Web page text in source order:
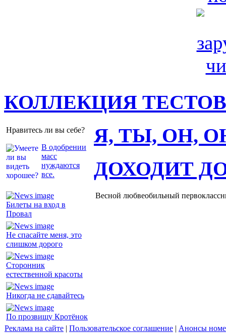
КОЛЛЕКЦИЯ ТЕСТОВ
Нравитесь ли вы себе?
В одобрении
масс
нуждаются
все.
Я, ТЫ, ОН,
Билеты на вход в
Провал
Не спасайте меня, это
слишком дорого
Сторонник
естественной красоты
Никогда не сдавайтесь
По прозвищу Кротёнок
ДОХОДИТ
Весной любвеобильный
Реклама на сайте | Пользовательское соглашение | Анонсы